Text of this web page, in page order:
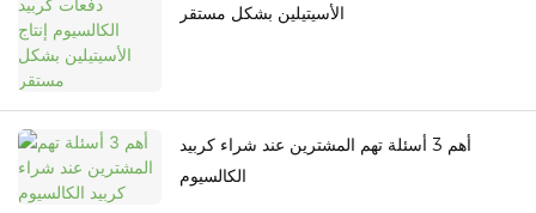
الأسيتيلين بشكل مستقر
أهم 3 أسئلة تهم المشترين عند شراء كربيد
الكالسيوم